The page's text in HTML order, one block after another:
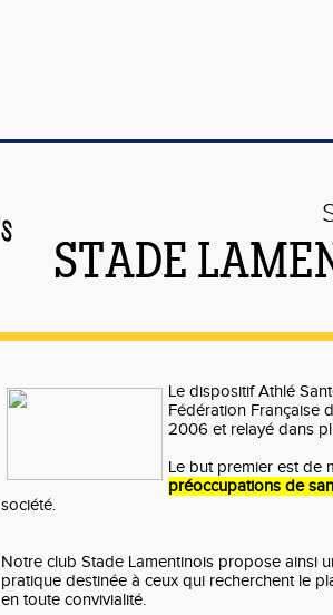
STADE
Le dispositif Athlé
Fédération Française
2006 et relayé dans
Le but premier est de
préoccupations de
société.
Notre club Stade Lamentinois propose ainsi
pratique destinée à ceux qui recherchent le
en toute convivialité.